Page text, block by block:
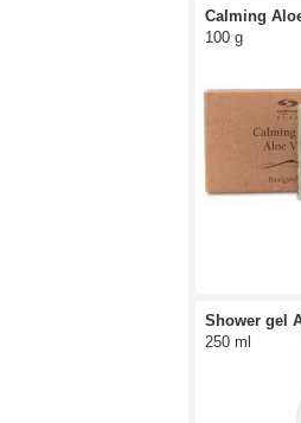
Calming
100 g
Shower gel
250 ml